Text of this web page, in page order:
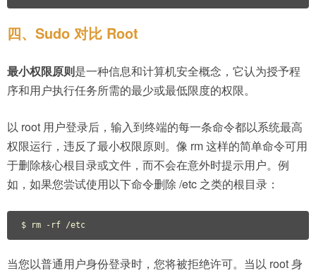
四、Sudo 对比 Root
最小权限原则是一种信息和计算机安全概念，它认为授予程
序和用户执行任务所需的最少或最低限度的权限。
以 root 用户登录后，输入到终端的每一条命令都以系统最高
权限运行，违反了最小权限原则。像 rm 这样的简单命令可用
于删除核心根目录或文件，而不会在意外时提示用户。例
如，如果您尝试使用以下命令删除 /etc 之类的根目录：
$ rm -rf /etc
当您以普通用户身份登录时，您将被拒绝许可。当以 root 身